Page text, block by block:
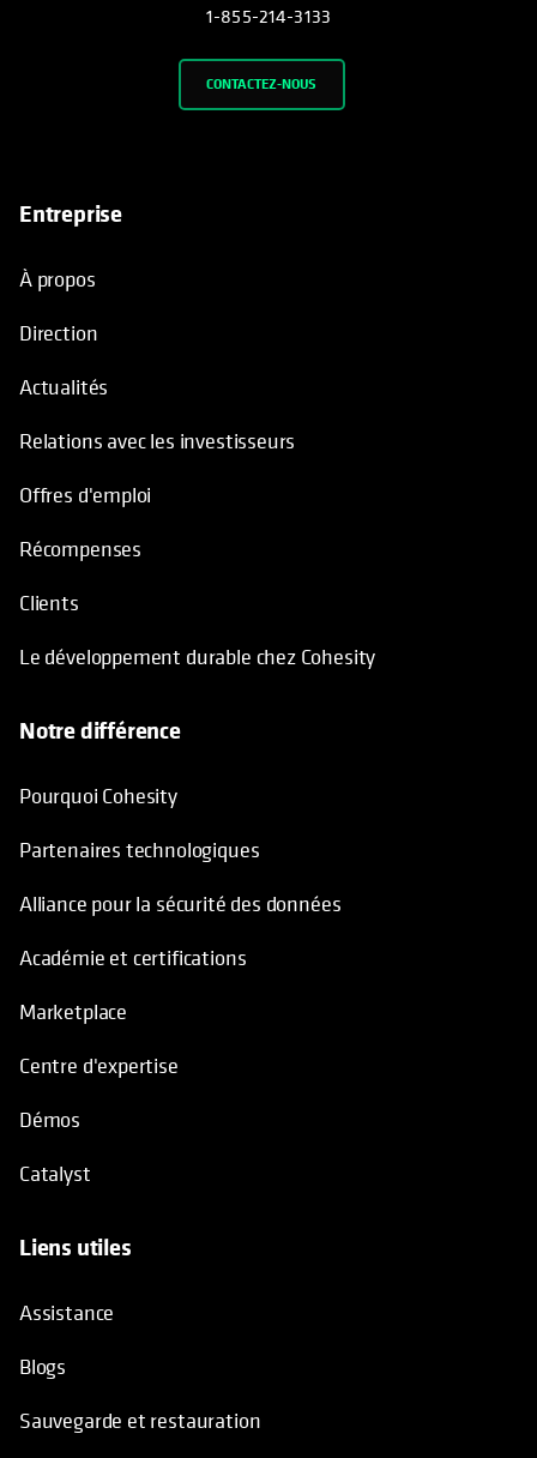
1-855-214-3133
CONTACTEZ-NOUS
Entreprise
À propos
Direction
Actualités
Relations avec les investisseurs
Offres d'emploi
Récompenses
Clients
Le développement durable chez Cohesity
Notre différence
Pourquoi Cohesity
Partenaires technologiques
Alliance pour la sécurité des données
Académie et certifications
Marketplace
Centre d'expertise
Démos
Catalyst
Liens utiles
Assistance
Blogs
Sauvegarde et restauration